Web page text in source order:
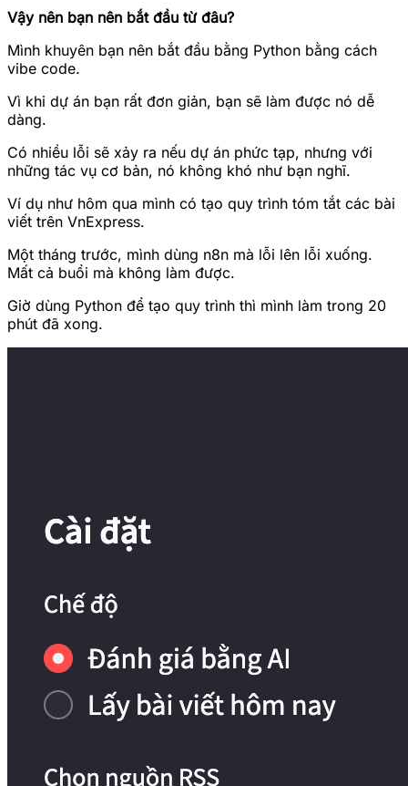
Vậy nên bạn nên bắt đầu từ đâu?
Mình khuyên bạn nên bắt đầu bằng Python bằng cách
vibe code.
Vì khi dự án bạn rất đơn giản, bạn sẽ làm được nó dễ
dàng.
Có nhiều lỗi sẽ xảy ra nếu dự án phức tạp, nhưng với
những tác vụ cơ bản, nó không khó như bạn nghĩ.
Ví dụ như hôm qua mình có tạo quy trình tóm tắt các bài
viết trên VnExpress.
Một tháng trước, mình dùng n8n mà lỗi lên lỗi xuống.
Mất cả buổi mà không làm được.
Giờ dùng Python để tạo quy trình thì mình làm trong 20
phút đã xong.